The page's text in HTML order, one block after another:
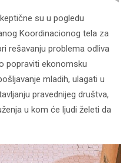
su u pogledu
Koordinacionog tela za
rešavanju problema odliva
popraviti ekonomsku
mladih, ulagati u
pravednijeg društva,
u kom će ljudi želeti da